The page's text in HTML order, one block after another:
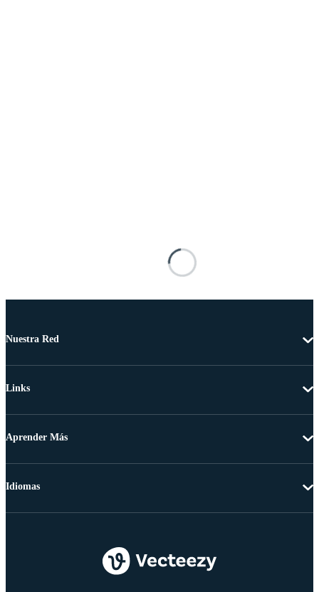
Nuestra Red
Links
Aprender Más
Idiomas